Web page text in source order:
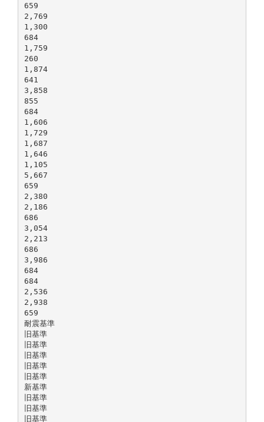
659
2,769
1,300
684
1,759
260
1,874
641
3,858
855
684
1,606
1,729
1,687
1,646
1,105
5,667
659
2,380
2,186
686
3,054
2,213
686
3,986
684
684
2,536
2,938
659
耐震基準
旧基準
旧基準
旧基準
旧基準
旧基準
新基準
旧基準
旧基準
旧基準